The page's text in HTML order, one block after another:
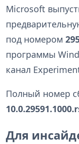
Microsoft
под номером
программы
канал
Полный номер
Для